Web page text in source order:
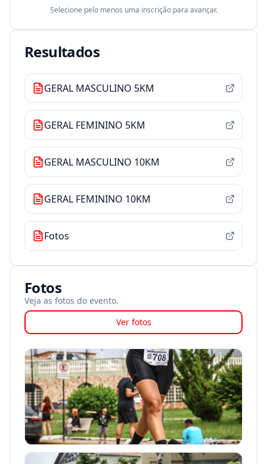
Selecione pelo menos uma inscrição para avançar.
Resultados
GERAL MASCULINO 5KM
GERAL FEMININO 5KM
GERAL MASCULINO 10KM
GERAL FEMININO 10KM
Fotos
Fotos
Veja as fotos do evento.
Ver fotos